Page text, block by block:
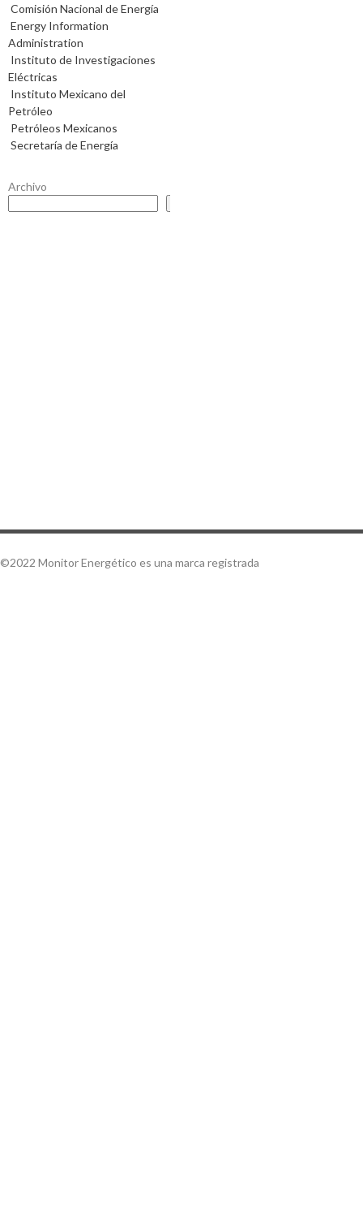
Comisión Nacional de Energía
Energy Information
Administration
Instituto de Investigaciones
Eléctricas
Instituto Mexicano del
Petróleo
Petróleos Mexicanos
Secretaría de Energía
Archivo
©2022 Monitor Energético es una marca registrada